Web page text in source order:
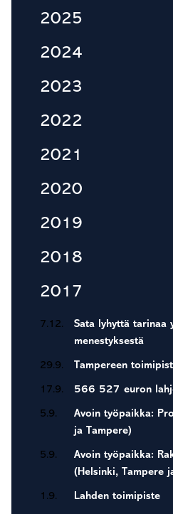
sivupalkki
2025
2024
2023
2022
2021
2020
2019
2018
2017
7.12.
Sata lyhyttä tarinaa
menestyksestä
29.9. Tampereen
17.9. 566 527 euron
5.9.
Avoin työpaikka:
ja Tampere)
5.9.
Avoin työpaikka:
(Helsinki, Tampere
1.9. Lahden toimipiste